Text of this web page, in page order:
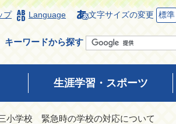
プ Language 文字サイズの変更 標準
キーワードから探す
生涯学習・スポーツ
小学校 緊急時の学校の対応について